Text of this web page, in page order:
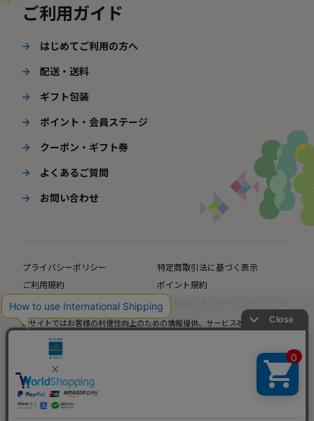
ご利用ガイド
はじめてご利用の方へ
配送・送料
ギフト包装
ポイント・会員ステージ
クーポン・ギフト券
よくあるご質問
お問い合わせ
プライバシーポリシー
特定商取引法に基づく表示
ご利用規約
ポイント規約
企業サイト
法人様向けオンラインショップ
当サイトではお客様の利便性向上のための情報提供、サービス改善のための分
当サイトの閲覧を継続された場合、Cookieの使用にご同意いただいたものとみ
なします。
詳細については